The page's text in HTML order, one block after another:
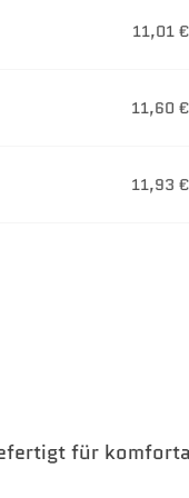
11,01 €
11,60 €
11,93 €
für